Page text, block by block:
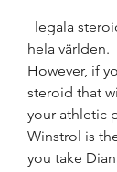
hela världen.
However, if
steroid that
your athletic
Winstrol is
you take